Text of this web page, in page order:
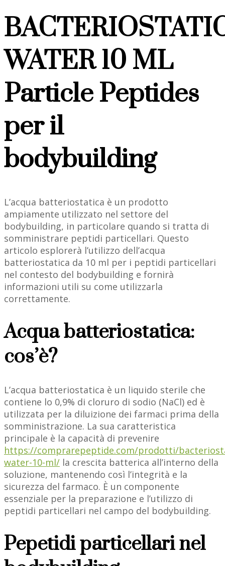
WATER 10 ML
Particle Peptides
per il
bodybuilding
L’acqua batteriostatica è un prodotto
ampiamente utilizzato nel settore del
bodybuilding, in particolare quando si tratta di
somministrare peptidi particellari. Questo
articolo esplorerà l’utilizzo dell’acqua
batteriostatica da 10 ml per i peptidi particellari
nel contesto del bodybuilding e fornirà
informazioni utili su come utilizzarla
correttamente.
Acqua batteriostatica:
cos’è?
L’acqua batteriostatica è un liquido sterile che
contiene lo 0,9% di cloruro di sodio (NaCl) ed è
utilizzata per la diluizione dei farmaci prima della
somministrazione. La sua caratteristica
principale è la capacità di prevenire
https://comprarepeptide.com/prodotti/
water-10-ml/ la crescita batterica all’interno della
soluzione, mantenendo così l’integrità e la
sicurezza del farmaco. È un componente
essenziale per la preparazione e l’utilizzo di
peptidi particellari nel campo del bodybuilding.
Pepetidi particellari nel